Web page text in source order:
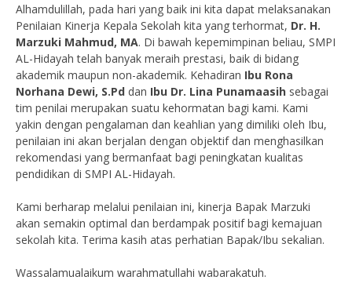
Alhamdulillah, pada hari yang baik ini kita dapat melaksanakan
Penilaian Kinerja Kepala Sekolah kita yang terhormat, Dr. H.
Marzuki Mahmud, MA. Di bawah kepemimpinan beliau, SMPI
AL-Hidayah telah banyak meraih prestasi, baik di bidang
akademik maupun non-akademik. Kehadiran Ibu Rona
Norhana Dewi, S.Pd dan Ibu Dr. Lina Punamaasih sebagai
tim penilai merupakan suatu kehormatan bagi kami. Kami
yakin dengan pengalaman dan keahlian yang dimiliki oleh Ibu,
penilaian ini akan berjalan dengan objektif dan menghasilkan
rekomendasi yang bermanfaat bagi peningkatan kualitas
pendidikan di SMPI AL-Hidayah.
Kami berharap melalui penilaian ini, kinerja Bapak Marzuki
akan semakin optimal dan berdampak positif bagi kemajuan
sekolah kita. Terima kasih atas perhatian Bapak/Ibu sekalian.
Wassalamualaikum warahmatullahi wabarakatuh.